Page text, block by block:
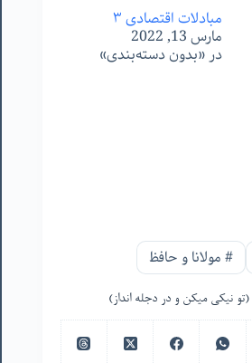
مبادلات اقتصادی ٣
مارس 13, 2022
در «بدون دسته‌بندی»
#مولانا و حافظ
(تو نیکی میکن و در دجله انداز)